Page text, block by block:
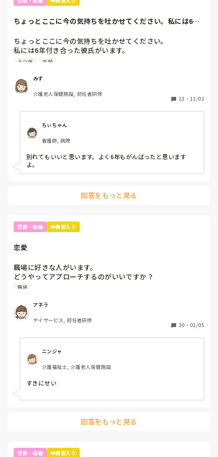
ちょっとここに今の気持ちを吐かせてください。私には6年
ちょっとここに今の気持ちを吐かせてください。
私には6年付き合った彼氏がいます。
5年前に仕事の疲労でうつ病になりずっと支えてきました。1
ました。当たり前かと思うけど彼氏の家族にずっと気を使っ
て段々と自分が疲れていきました。彼氏に何度も家を出たい
と言ったけどなかなか賛成はしてくれずって感じでした。彼
氏には仕事の愚痴など出来るわけでもなく気づけば彼氏にも
気を使っている自分がいました。挙句,彼氏のお母さんから
はいろいろ言われ…
それで先月,彼と彼の家族に嘘をついて家を出ました。
家を出る前に何となく彼には大雑把にこう言う理由で家を出
けど勝手に私が話を進めていたことに腹を立てたみたいで家
を出るまで会話もない,無視されました。
ちょっとした時に彼氏のことを思い出す…
別れたわけじゃないけど何となくこのまま終わる感じがす
る…
うつ病 恋愛
みず
介護老人保健施設, 初任者研修
23 ・ 11/01
ちぃちゃん
看護師, 病院
別れてもいいと思います。よく6年もがんばったと思います
よ。
回答をもっと見る
恋愛・結婚 👑殿堂入り
恋愛
職場に好きな人がいます。
どうやってアプローチするのがいいですか？
うわさになりたくはないです。
職場
アネラ
デイサービス, 初任者研修
30 ・ 01/05
ニンジャ
介護福祉士, 介護老人保健施設
すきにせい
回答をもっと見る
恋愛・結婚 👑殿堂入り